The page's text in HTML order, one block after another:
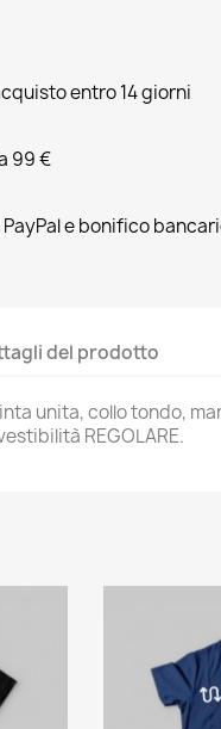
entro 14 giorni
99 €
e bonifico
del prodotto
unita, collo tondo,
REGOLARE.